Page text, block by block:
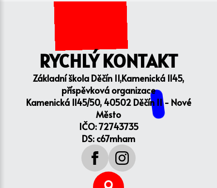
RYCHLÝ KONTAKT
Základní škola Děčín II,Kamenická 1145,
příspěvková organizace
Kamenická 1145/50, 40502 Děčín II - Nové
Město
IČO: 72743735
DS: c67mham